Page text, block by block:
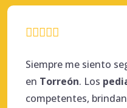
Siempre me siento
en Torreón. Los
competentes,